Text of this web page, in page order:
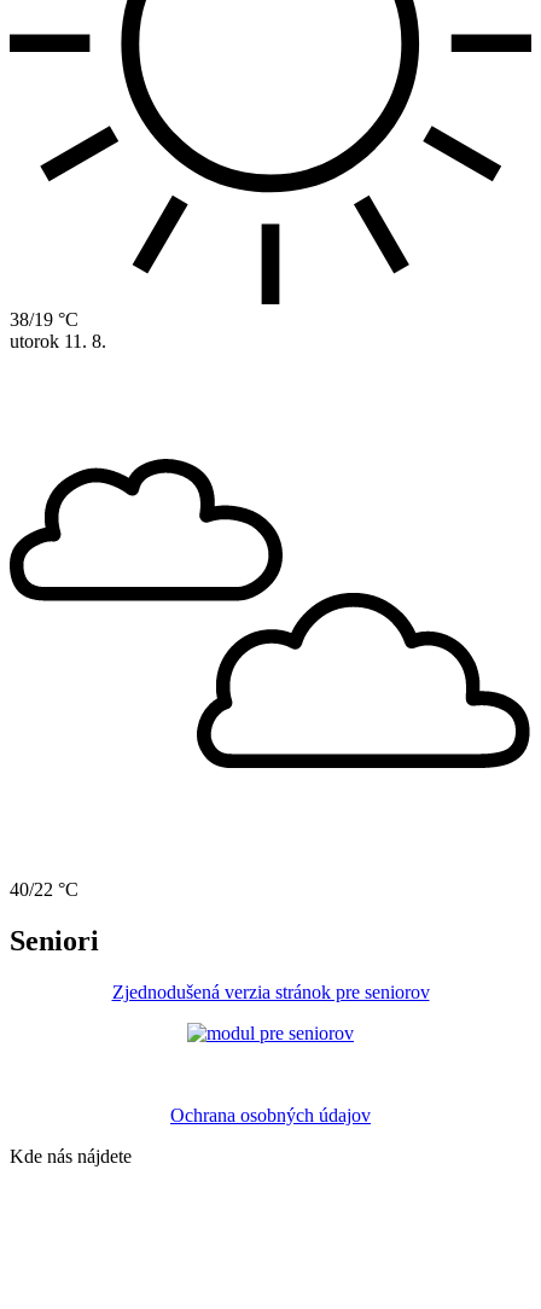
38/19 °C
utorok 11. 8.
40/22 °C
Seniori
Zjednodušená verzia stránok pre seniorov
Ochrana osobných údajov
Kde nás nájdete